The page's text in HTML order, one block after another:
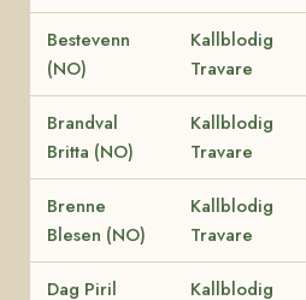
Bestevenn
(NO)
Kallblodig
Travare
Brandval
Britta (NO)
Kallblodig
Travare
Brenne
Blesen (NO)
Kallblodig
Travare
Dag Piril Kallblodig